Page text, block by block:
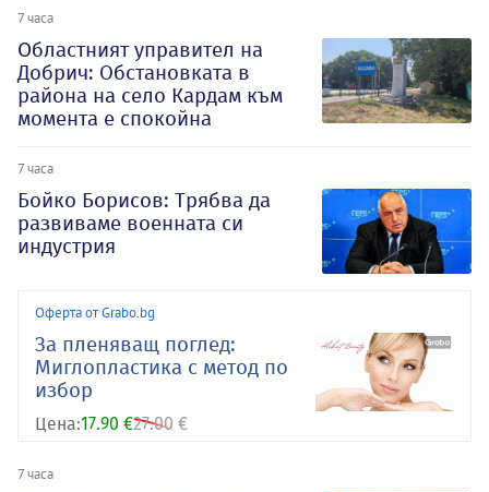
7 часа
Oбластният управител на
Добрич: Обстановката в
района на село Кардам към
момента е спокойна
7 часа
Бойко Борисов: Трябва да
развиваме военната си
индустрия
Оферта от Grabo.bg
За пленяващ поглед:
Миглопластика с метод по
избор
Цена:17.90 €27.00 €
7 часа